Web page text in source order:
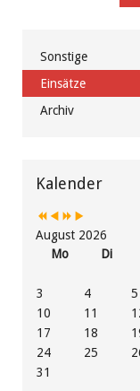
Sonstige
Einsätze
Archiv
Kalender
JahrMonat
JahrMonat
August 2026
Mo
Di
3
4 5
10
11
17
18
24
25
31